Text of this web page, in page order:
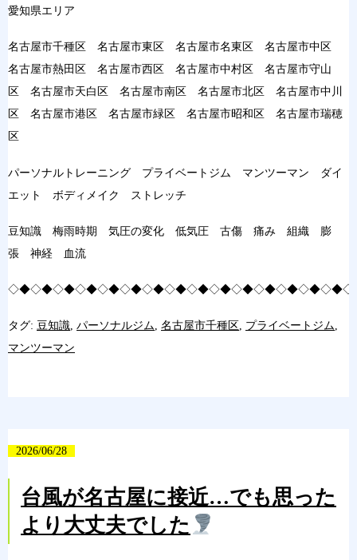
愛知県エリア
名古屋市千種区 名古屋市東区 名古屋市名東区 名古屋市中区
名古屋市熱田区 名古屋市西区 名古屋市中村区 名古屋市守山
区 名古屋市天白区 名古屋市南区 名古屋市北区 名古屋市中川
区 名古屋市港区 名古屋市緑区 名古屋市昭和区 名古屋市瑞穂
区
パーソナルトレーニング プライベートジム マンツーマン ダイ
エット ボディメイク ストレッチ
豆知識 梅雨時期 気圧の変化 低気圧 古傷 痛み 組織 膨
張 神経 血流
タグ: 豆知識 パーソナルジム 名古屋市千種区 プライベートジム
マンツーマン
2026/06/28
台風が名古屋に接近…でも思った
より大丈夫でした